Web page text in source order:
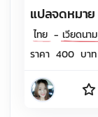
แปลจดหมาย
ไทย - เวียดนาม
ราคา 400 บาท